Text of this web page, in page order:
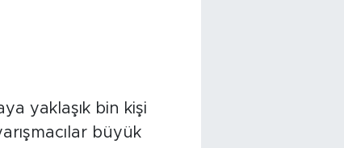
yaklaşık bin kişi
büyük